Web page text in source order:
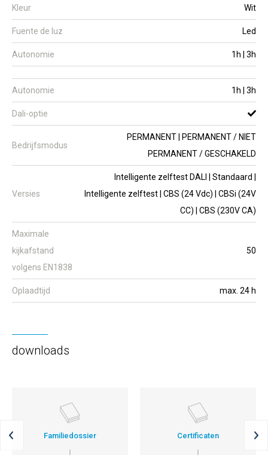
Kleur Wit
Fuente de luz Led
Autonomie 1h | 3h
Autonomie 1h | 3h
Dali-optie
Bedrijfsmodus
PERMANENT | PERMANENT / NIET
PERMANENT / GESCHAKELD
Versies
Intelligente zelftest DALI | Standaard |
Intelligente zelftest | CBS (24 Vdc) | CBSi (24V
CC) | CBS (230V CA)
Maximale
kijkafstand
volgens EN1838
50
Oplaadtijd max. 24 h
downloads
Familiedossier Certificaten